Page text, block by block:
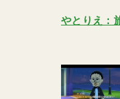
やとりえ：